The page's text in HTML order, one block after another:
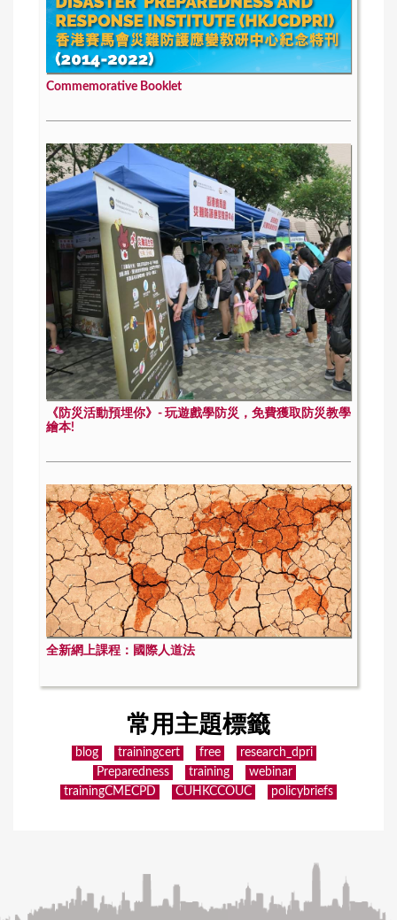
Commemorative Booklet
《防災活動預埋你》- 玩遊戲學防災，免費獲取防災教學
繪本!
全新網上課程：國際人道法
常用主題標籤
blog trainingcert free
research_dpri
Preparedness
training
webinar
trainingCMECPD
CUHKCCOUC policybriefs